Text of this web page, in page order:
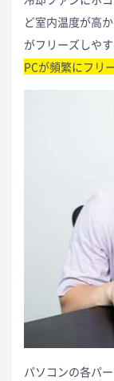
ど室内温度が高
がフリーズしやす
PCが頻繁にフリ
パソコンの各パ